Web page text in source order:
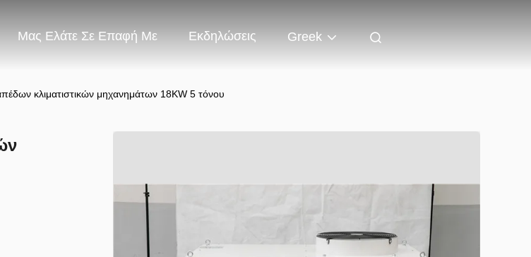
Μας Ελάτε Σε Επαφή Με Εκδηλώσεις Greek
κλιματιστικών μηχανημάτων 18KW 5 τόνου